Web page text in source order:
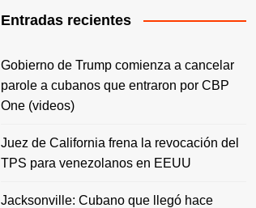
Entradas recientes
Gobierno de Trump comienza a cancelar
parole a cubanos que entraron por CBP
One (videos)
Juez de California frena la revocación del
TPS para venezolanos en EEUU
Jacksonville: Cubano que llegó hace